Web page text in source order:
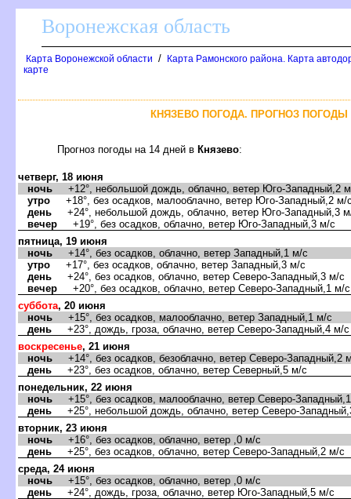
оронежская область
Карта Воронежской области /
Карта Рамонского района. Карта
карте
КНЯЗЕВО ПОГОДА. ПРОГНОЗ ПОГОДЫ
Прогноз погоды на 14 дней Князево:
четверг, 18 июня
ночь +12°, небольшой дождь, облачно, ветер Юго-Западный,2
утро +18°, без осадков, малооблачно, ветер Юго-Западный,2 м/
день +24°, небольшой дождь, облачно, ветер Юго-Западный,3
ечер +19°, без осадков, облачно, ветер Юго-Западный,3 м/с
пятница, 19 июня
ночь +14°, без осадков, облачно, ветер Западный,1 м/с
утро +17°, без осадков, облачно, ветер Западный,3 м/с
день +24°, без осадков, облачно, ветер Северо-Западный,3 м/с
ечер +20°, без осадков, облачно, ветер Северо-Западный,1 м/с
суббота, 20 июня
ночь +15°, без осадков, малооблачно, ветер Западный,1 м/с
день +23°, дождь, гроза, облачно, ветер Северо-Западный,4 м/с
оскресенье, 21 июня
ночь +14°, без осадков, безоблачно, ветер Северо-Западный,2
день +23°, без осадков, облачно, ветер Северный,5 м/с
понедельник, 22 июня
ночь +15°, без осадков, малооблачно, ветер Северо-
день +25°, небольшой дождь, облачно, ветер Северо-
торник, 23 июня
ночь +16°, без осадков, облачно, ветер ,0 м/с
день +25°, без осадков, облачно, ветер Северо-Западный,2 м/с
среда, 24 июня
ночь +15°, без осадков, облачно, ветер ,0 м/с
день +24°, дождь, гроза, облачно, ветер Юго-Западный,5 м/с